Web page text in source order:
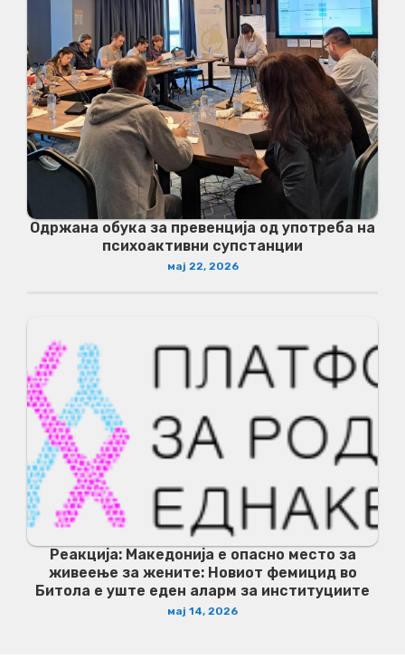
Одржана обука за превенција од употреба на
психоактивни супстанции
мај 22, 2026
Реакција: Македонија е опасно место за
живеење за жените: Новиот фемицид во
Битола е уште еден аларм за институциите
мај 14, 2026